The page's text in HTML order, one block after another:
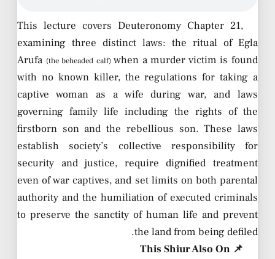
This lecture covers Deuteronomy Chapter 21,
examining three distinct laws: the ritual of Egla
Arufa (the beheaded calf)when a murder victim is found
with no known killer, the regulations for taking a
captive woman as a wife during war, and laws
governing family life including the rights of the
firstborn son and the rebellious son. These laws
establish society’s collective responsibility for
security and justice, require dignified treatment
even of war captives, and set limits on both parental
authority and the humiliation of executed criminals
to preserve the sanctity of human life and prevent
the land from being defiled.
📌 This Shiur Also On